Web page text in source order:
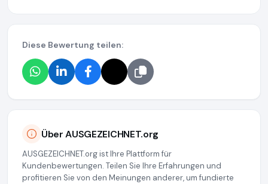
Diese Bewertung teilen:
Über AUSGEZEICHNET.org
AUSGEZEICHNET.org ist Ihre Plattform für
Kundenbewertungen. Teilen Sie Ihre Erfahrungen und
profitieren Sie von den Meinungen anderer, um fundierte